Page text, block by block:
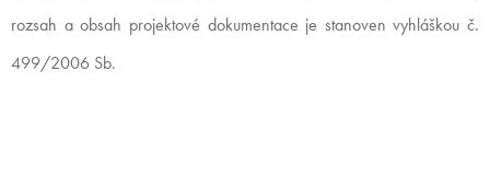
rozsah a obsah projektové dokumentace je stanoven vyhláškou č.
499/2006 Sb.